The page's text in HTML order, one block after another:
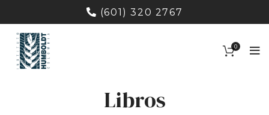
(601) 320 2767
0
Libros